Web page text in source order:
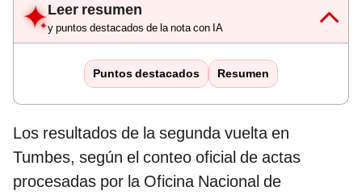
Leer resumen
y puntos destacados de la nota con IA
Puntos destacados Resumen
Los resultados de la segunda vuelta en
Tumbes, según el conteo oficial de actas
procesadas por la Oficina Nacional de